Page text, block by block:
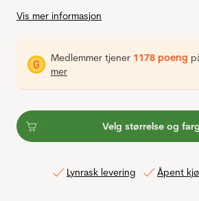
Vis mer informasjon
Medlemmer tjener 1178 poeng
mer
Velg størrelse og
Lynrask levering Åpent